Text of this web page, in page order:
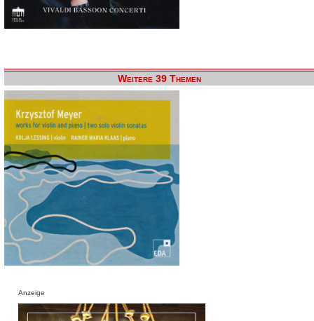
Weitere 39 Themen
Anzeige